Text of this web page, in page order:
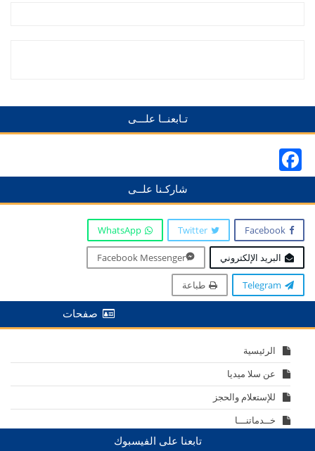
تـابعنــا علـــى
شاركـنا علــى
Facebook
Twitter
WhatsApp
البريد الإلكتروني Facebook Messenger
Telegram طباعة
صفحات
الرئيسية
عن سلا ميديا
للإستعلام والحجز
خــدماتنـــا
تابعنا على الفيسبوك